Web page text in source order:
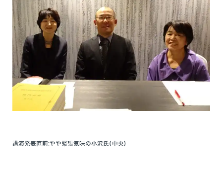
講演発表直前:やや緊張気味の小沢氏(中央)